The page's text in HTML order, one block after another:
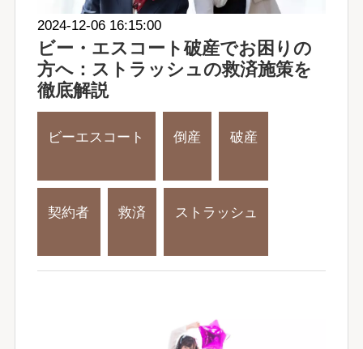
2024-12-06 16:15:00
ビー・エスコート破産でお困りの
方へ：ストラッシュの救済施策を
徹底解説
ビーエスコート 倒産 破産
契約者 救済 ストラッシュ